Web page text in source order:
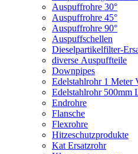
Auspuffrohre 30°
Auspuffrohre 45°
Auspuffrohre 90°
Auspuffschellen
Dieselpartikelfilter-
diverse Auspuffteile
Downpipes
Edelstahlrohr 1 Meter
Edelstahlrohr 500mm
Endrohre
Flansche
Flexrohre
Hitzeschutzprodukte
Kat Ersatzrohr